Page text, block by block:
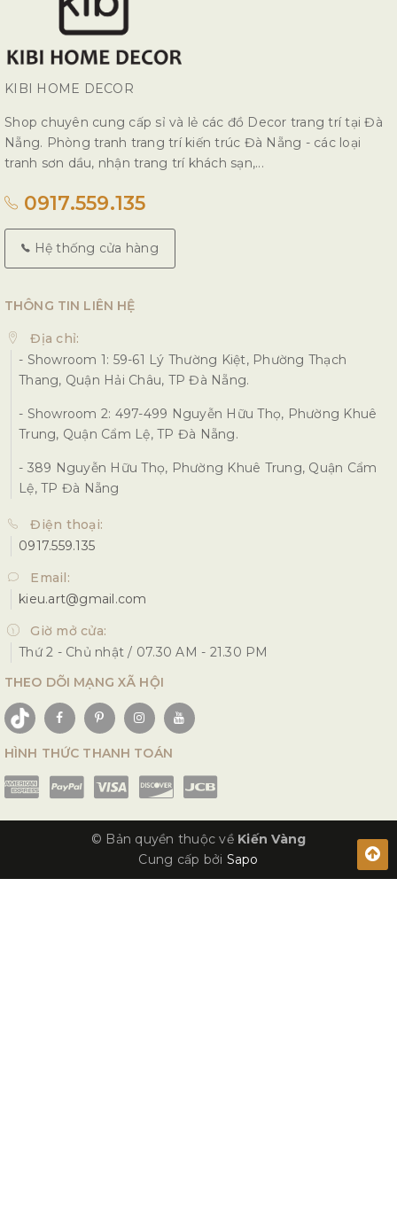
KIBI HOME DECOR
Shop chuyên cung cấp sỉ và lẻ các đồ Decor trang trí tại Đà
Nẵng. Phòng tranh trang trí kiến trúc Đà Nẵng - các loại
tranh sơn dầu, nhận trang trí khách sạn,...
0917.559.135
Hệ thống cửa hàng
THÔNG TIN LIÊN HỆ
Địa chỉ:
- Showroom 1: 59-61 Lý Thường Kiệt, Phường Thạch
Thang, Quận Hải Châu, TP Đà Nẵng.
- Showroom 2: 497-499 Nguyễn Hữu Thọ, Phường Khuê
Trung, Quận Cẩm Lệ, TP Đà Nẵng.
- 389 Nguyễn Hữu Thọ, Phường Khuê Trung, Quận Cẩm
Lệ, TP Đà Nẵng
Điện thoại:
0917.559.135
Email:
kieu.art@gmail.com
Giờ mở cửa:
Thứ 2 - Chủ nhật / 07.30 AM - 21.30 PM
THEO DÕI MẠNG XÃ HỘI
HÌNH THỨC THANH TOÁN
© Bản quyền thuộc về Kiến Vàng
Cung cấp bởi Sapo